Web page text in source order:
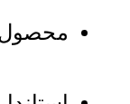
محصول